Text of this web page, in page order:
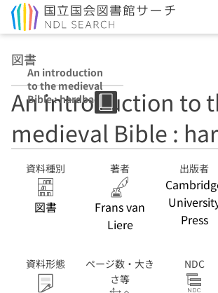
図書
An introduction
to the medieval
Bible : hardback
An introduction to
medieval Bible :
資料種別
図書
著者
Frans van
Liere
出版者
Press
資料形態
ページ数・大き
さ等
NDC